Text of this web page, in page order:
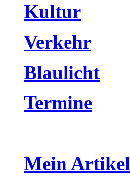
Kultur
Verkehr
Blaulicht
Termine
Mein Artikel